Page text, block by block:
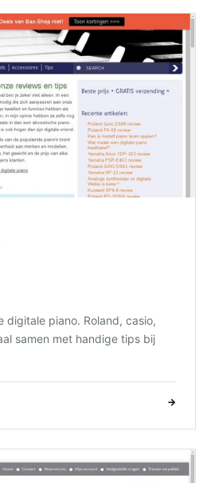
digitale piano. Roland, casio,
samen met handige tips bij
→